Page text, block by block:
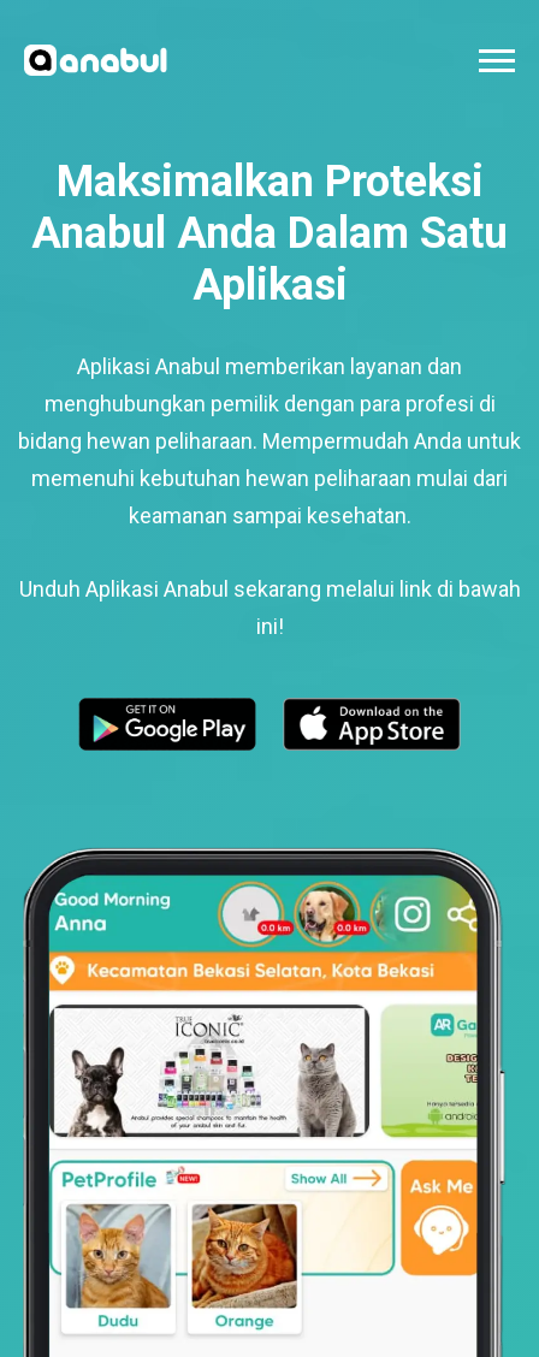
Maksimalkan Proteksi
Anabul Anda Dalam Satu
Aplikasi
Aplikasi Anabul memberikan layanan dan
menghubungkan pemilik dengan para profesi di
bidang hewan peliharaan. Mempermudah Anda untuk
memenuhi kebutuhan hewan peliharaan mulai dari
keamanan sampai kesehatan.
Unduh Aplikasi Anabul sekarang melalui link di bawah
ini!